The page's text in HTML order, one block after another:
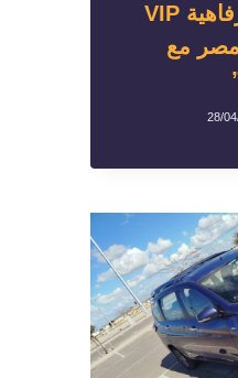
الدولي 2026: رفاهية VIP
مع
28/